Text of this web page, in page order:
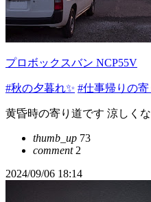
プロボックスバン NCP55V
#秋の夕暮れ✨ #仕事帰りの寄
黄昏時の寄り道です 涼しく
thumb_up 73
comment2
2024/09/06 18:14